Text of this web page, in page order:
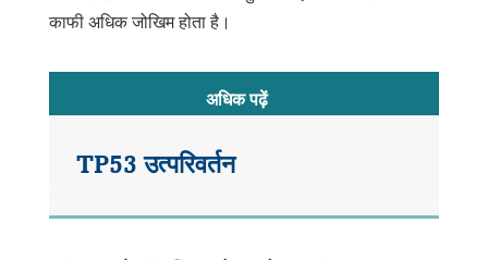
काफी अधिक जोखिम होता है।
अधिक पढ़ें
TP53 उत्परिवर्तन
सामान्यत:, कोशिकाओं में TP53 की 2 कार्यशील